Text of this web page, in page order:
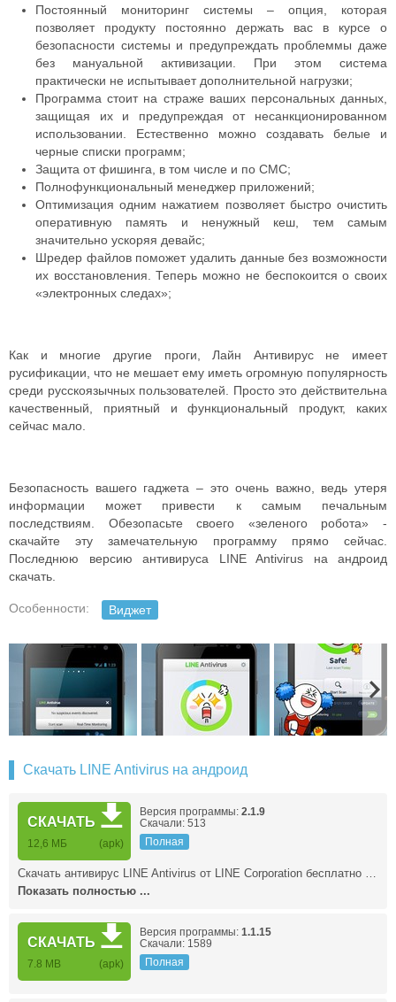
Постоянный мониторинг системы – опция, которая
позволяет продукту постоянно держать вас в курсе о
безопасности системы и предупреждать проблеммы даже
без мануальной активизации. При этом система
практически не испытывает дополнительной нагрузки;
Программа стоит на страже ваших персональных данных,
защищая их и предупреждая от несанкционированном
использовании. Естественно можно создавать белые и
черные списки программ;
Защита от фишинга, в том числе и по СМС;
Полнофункциональный менеджер приложений;
Оптимизация одним нажатием позволяет быстро очистить
оперативную память и ненужный кеш, тем самым
значительно ускоряя девайс;
Шредер файлов поможет удалить данные без возможности
их восстановления. Теперь можно не беспокоится о своих
«электронных следах»;
Как и многие другие проги, Лайн Антивирус не имеет
русификации, что не мешает ему иметь огромную популярность
среди русскоязычных пользователей. Просто это действительна
качественный, приятный и функциональный продукт, каких
сейчас мало.
Безопасность вашего гаджета – это очень важно, ведь утеря
информации может привести к самым печальным
последствиям. Обезопасьте своего «зеленого робота» -
скачайте эту замечательную программу прямо сейчас.
Последнюю версию антивируса LINE Antivirus на андроид
скачать.
Особенности: Виджет
Скачать LINE Antivirus на андроид
СКАЧАТЬ
12,6 МБ (apk)
Версия программы: 2.1.9
Скачали: 513
Полная
Скачать антивирус LINE Antivirus от LINE Corporation бесплатно …
Показать полностью ...
СКАЧАТЬ
7.8 MB (apk)
Версия программы: 1.1.15
Скачали: 1589
Полная